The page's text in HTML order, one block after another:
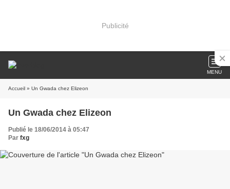
Publicité
MENU
Accueil » Un Gwada chez Elizeon
Un Gwada chez Elizeon
Publié le 18/06/2014 à 05:47
Par fxg